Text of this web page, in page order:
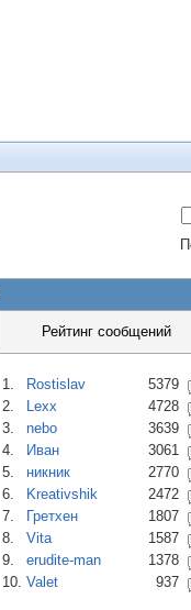
Рейтинг сообщений
1. Rostislav
5379
2.
Lexx
4728
3.
nebo
3639
4.
Иван
3061
5.
никник
2770
6.
Kreativshik
2472
7.
Гретхен
1807
8.
Vita
1587
9.
erudite-man
1378
10. Valet 937